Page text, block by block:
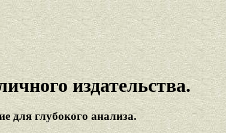
издательства.
для глубокого анализа.